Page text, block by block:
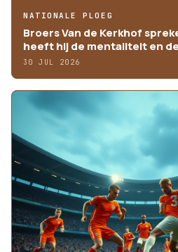
NATIONALE PLOEG
Broers Van de Kerkhof
heeft hij de mentaliteit en
30 JUL 2026